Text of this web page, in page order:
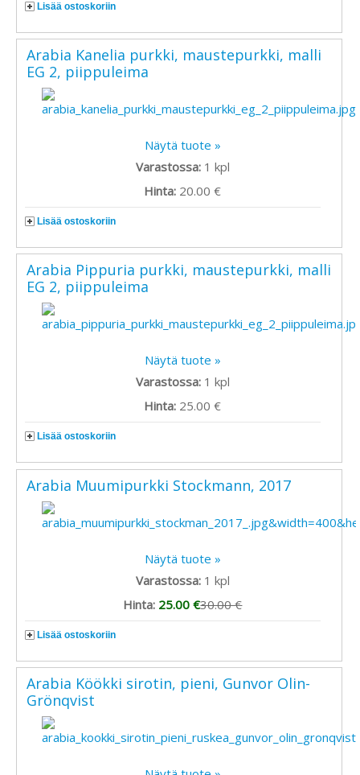
Lisää ostoskoriin
Arabia Kanelia purkki, maustepurkki, malli
EG 2, piippuleima
Näytä tuote »
Varastossa: 1 kpl
Hinta: 20.00 €
Lisää ostoskoriin
Arabia Pippuria purkki, maustepurkki, malli
EG 2, piippuleima
Näytä tuote »
Varastossa: 1 kpl
Hinta: 25.00 €
Lisää ostoskoriin
Arabia Muumipurkki Stockmann, 2017
Näytä tuote »
Varastossa: 1 kpl
Hinta: 25.00 €30.00 €
Lisää ostoskoriin
Arabia Köökki sirotin, pieni, Gunvor Olin-
Grönqvist